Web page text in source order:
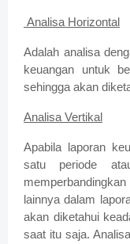
Analisa Horizontal
Adalah analisa
keuangan untuk
sehingga akan
Analisa Vertikal
Apabila laporan
satu periode
lainnya dalam
akan diketahui
saat itu saja.